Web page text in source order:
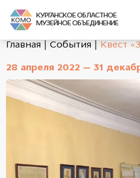
КУРГАНСКОЕ ОБЛАСТНОЕ
МУЗЕЙНОЕ ОБЪЕДИНЕНИЕ
Главная События Квест
28 апреля 2022 — 31